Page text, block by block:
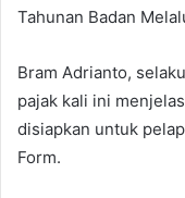
a
Tahunan Badan
Bram Adrianto,
pajak kali ini
disiapkan untuk
Form.